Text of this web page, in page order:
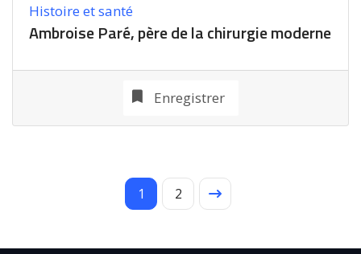
Histoire et santé
Ambroise Paré, père de la chirurgie moderne
Enregistrer
1 2